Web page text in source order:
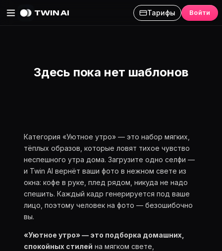
TWIN AI Тарифы Войти
Здесь пока нет шаблонов
Категория «Уютное утро» — это набор мягких,
тёплых образов, которые ловят тихое чувство
неспешного утра дома. Загрузите одно селфи —
и Twin AI вернёт ваши фото в нежном свете из
окна: кофе в руке, плед рядом, никуда не надо
спешить. Каждый кадр генерируется под ваше
лицо, поэтому человек на фото — безошибочно
вы.
«Уютное утро» — это подборка домашних,
спокойных стилей на мягком свете,